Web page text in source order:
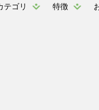
テゴリ 特徴